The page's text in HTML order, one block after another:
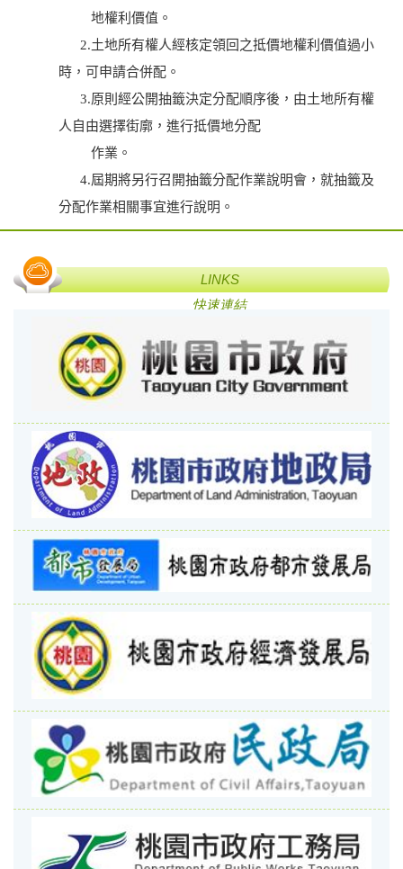
地權利價值。
2.土地所有權人經核定領回之抵價地權利價值過小
時，可申請合併配。
3.原則經公開抽籤決定分配順序後，由土地所有權
人自由選擇街廓，進行抵價地分配
作業。
4.屆期將另行召開抽籤分配作業說明會，就抽籤及
分配作業相關事宜進行說明。
LINKS
快速連結